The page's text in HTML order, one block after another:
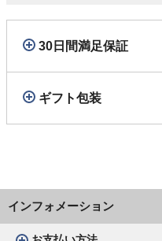
30日間満足保証
ギフト包装
インフォメーション